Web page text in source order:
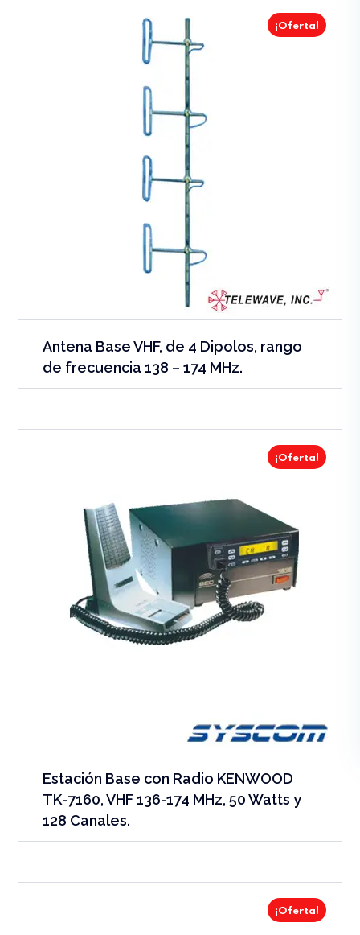
¡Oferta!
Antena Base VHF, de 4 Dipolos, rango
de frecuencia 138 – 174 MHz.
¡Oferta!
Estación Base con Radio KENWOOD
TK-7160, VHF 136-174 MHz, 50 Watts y
128 Canales.
¡Oferta!